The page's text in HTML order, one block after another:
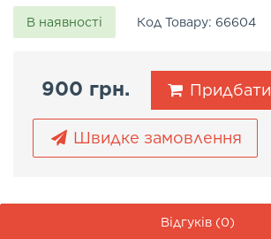
В наявності Код Товару: 66604
900 грн. Придбати
Швидке замовлення
Відгуків (0)